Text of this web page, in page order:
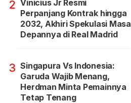
2 Vinicius Jr Resmi
Perpanjang Kontrak hingga
2032, Akhiri Spekulasi Masa
Depannya di Real Madrid
3 Singapura Vs Indonesia:
Garuda Wajib Menang,
Herdman Minta Pemainnya
Tetap Tenang